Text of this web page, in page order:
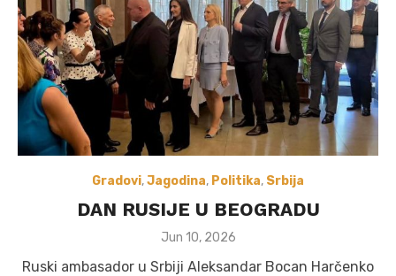
Gradovi,Jagodina, Politika, Srbija
DAN RUSIJE U BEOGRADU
Posted
Jun 10, 2026
Ruski ambasador u Srbiji Aleksandar Bocan Harčenko